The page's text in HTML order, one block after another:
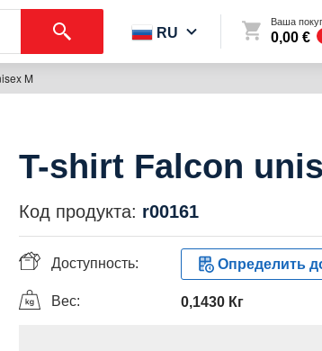
RU
Ваша
0,00 €
M
T-shirt Falcon
Код продукта: r00161
Доступность: Определить
Вес: 0,1430 Кг